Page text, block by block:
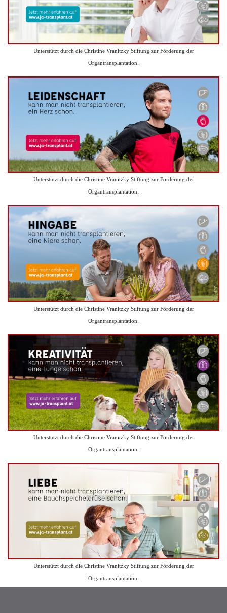
Unterstützt durch die Christine Vranitzky Stiftung zur Förderung der
Organtransplantation.
Unterstützt durch die Christine Vranitzky Stiftung zur Förderung der
Organtransplantation.
Unterstützt durch die Christine Vranitzky Stiftung zur Förderung der
Organtransplantation.
Unterstützt durch die Christine Vranitzky Stiftung zur Förderung der
Organtransplantation.
Unterstützt durch die Christine Vranitzky Stiftung zur Förderung der
Organtransplantation.